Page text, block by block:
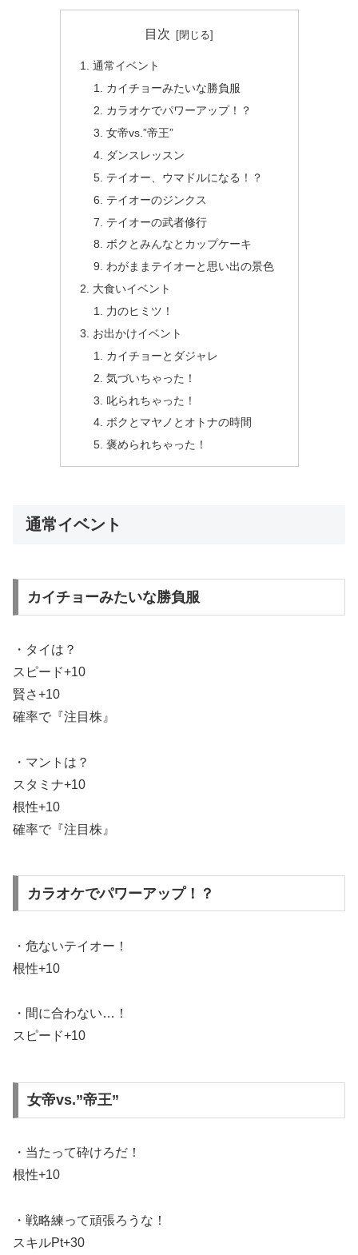
目次
通常イベント
カイチョーみたいな勝負服
カラオケでパワーアップ！？
女帝vs.”帝王”
ダンスレッスン
テイオー、ウマドルになる！？
テイオーのジンクス
テイオーの武者修行
ボクとみんなとカップケーキ
わがままテイオーと思い出の景色
大食いイベント
力のヒミツ！
お出かけイベント
カイチョーとダジャレ
気づいちゃった！
叱られちゃった！
ボクとマヤノとオトナの時間
褒められちゃった！
通常イベント
カイチョーみたいな勝負服
・タイは？
スピード+10
賢さ+10
確率で『注目株』
・マントは？
スタミナ+10
根性+10
確率で『注目株』
カラオケでパワーアップ！？
・危ないテイオー！
根性+10
・間に合わない…！
スピード+10
女帝vs.”帝王”
・当たって砕けろだ！
根性+10
・戦略練って頑張ろうな！
スキルPt+30